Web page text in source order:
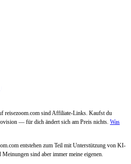
reisezoom.com sind Affiliate-Links. Kaufst du
— für dich ändert sich am Preis nichts. Was
entstehen zum Teil mit Unterstützung von KI-
sind aber immer meine eigenen.